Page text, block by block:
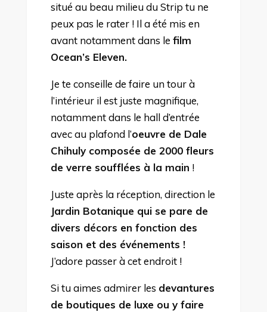
situé au beau milieu du Strip tu ne
peux pas le rater ! Il a été mis en
avant notamment dans le film
Ocean’s Eleven.
Je te conseille de faire un tour à
l’intérieur il est juste magnifique,
notamment dans le hall d’entrée
avec au plafond l’oeuvre de Dale
Chihuly composée de 2000 fleurs
de verre soufflées à la main !
Juste après la réception, direction le
Jardin Botanique qui se pare de
divers décors en fonction des
saison et des événements !
J’adore passer à cet endroit !
Si tu aimes admirer les devantures
de boutiques de luxe ou y faire